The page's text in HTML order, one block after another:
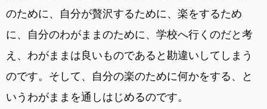
のために、自分が贅沢するために、楽をするため
に、自分のわがままのために、学校へ行くのだと考
え、わがままは良いものであると勘違いしてしまう
のです。そして、自分の楽のために何かをする、と
いうわがままを通しはじめるのです。